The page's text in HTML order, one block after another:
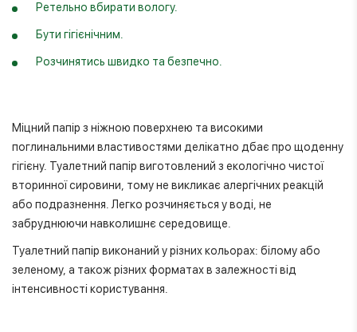
Ретельно вбирати вологу.
Бути гігієнічним.
Розчинятись швидко та безпечно.
Міцний папір з ніжною поверхнею та високими
поглинальними властивостями делікатно дбає про щоденну
гігієну. Туалетний папір виготовлений з екологічно чистої
вторинної сировини, тому не викликає алергічних реакцій
або подразнення. Легко розчиняється у воді, не
забруднюючи навколишнє середовище.
Туалетний папір виконаний у різних кольорах: білому або
зеленому, а також різних форматах в залежності від
інтенсивності користування.